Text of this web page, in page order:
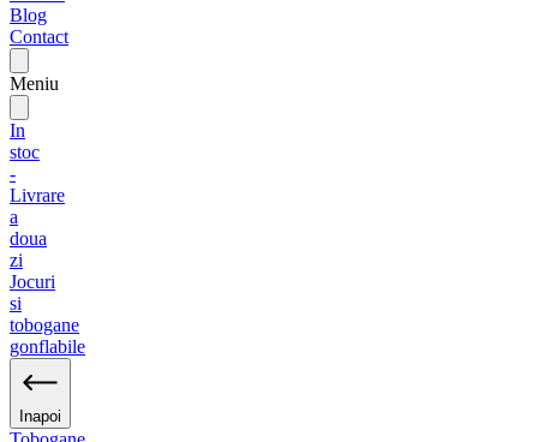
Blog
Contact
Meniu
In
stoc
-
Livrare
a
doua
zi
Jocuri
si
tobogane
gonflabile
Inapoi